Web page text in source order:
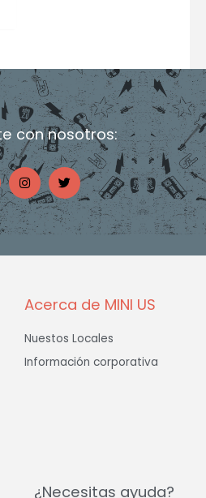
con nosotros:
I
n
s
t
a
g
r
T
w
i
t
t
e
Acerca de MINI US
Nuestos Locales
Información corporativa
¿Necesitas ayuda?